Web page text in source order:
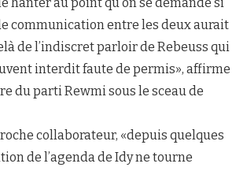
hanter au point qu’on se demande si
communication entre les deux aurait
de l’indiscret parloir de Rebeuss qui
interdit faute de permis», affirme
du parti Rewmi sous le sceau de
collaborateur, «depuis quelques
de l’agenda de Idy ne tourne